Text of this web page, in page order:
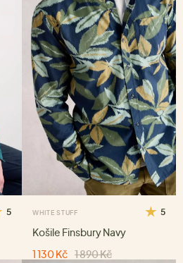
5 WHITE STUFF 5
Košile Finsbury Navy
1 130 Kč 1 890 Kč